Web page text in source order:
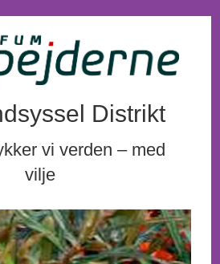
Distrikt
vi verden – med
vilje